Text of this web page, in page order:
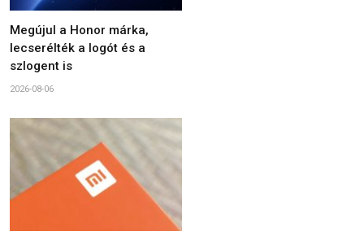
Megújul a Honor márka,
lecserélték a logót és a
szlogent is
2026-08-06